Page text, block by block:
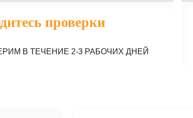
проверки
В ТЕЧЕНИЕ 2-3 РАБОЧИХ ДНЕЙ